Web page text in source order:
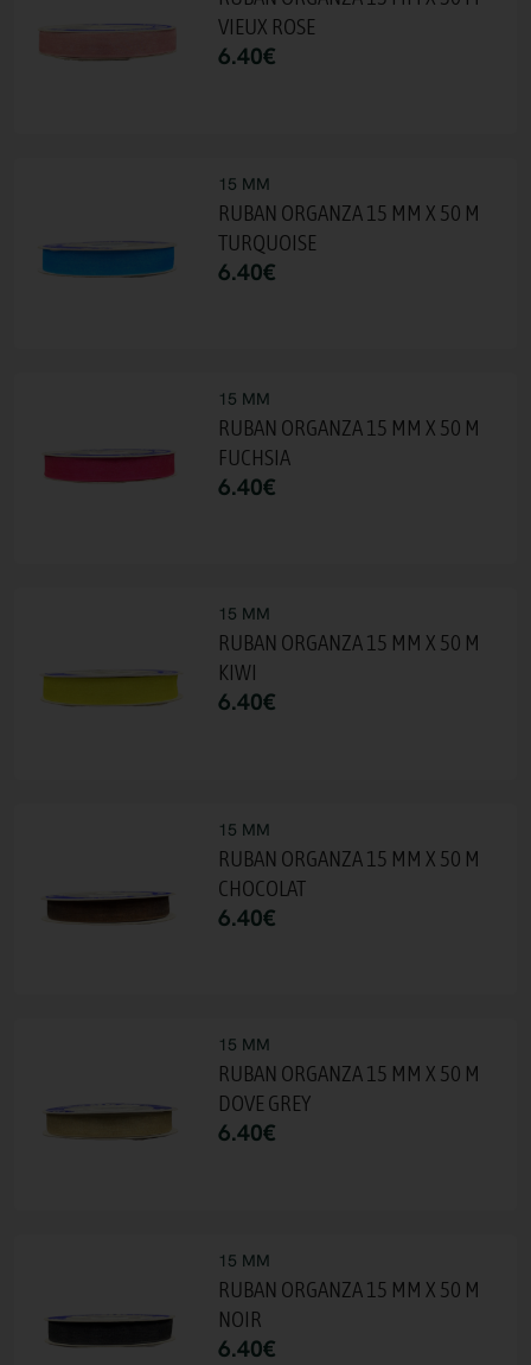
VIEUX ROSE
6.40€
15 MM
RUBAN ORGANZA 15 MM X 50 M
TURQUOISE
6.40€
15 MM
RUBAN ORGANZA 15 MM X 50 M
FUCHSIA
6.40€
15 MM
RUBAN ORGANZA 15 MM X 50 M
KIWI
6.40€
15 MM
RUBAN ORGANZA 15 MM X 50 M
CHOCOLAT
6.40€
15 MM
RUBAN ORGANZA 15 MM X 50 M
DOVE GREY
6.40€
15 MM
RUBAN ORGANZA 15 MM X 50 M
NOIR
6.40€